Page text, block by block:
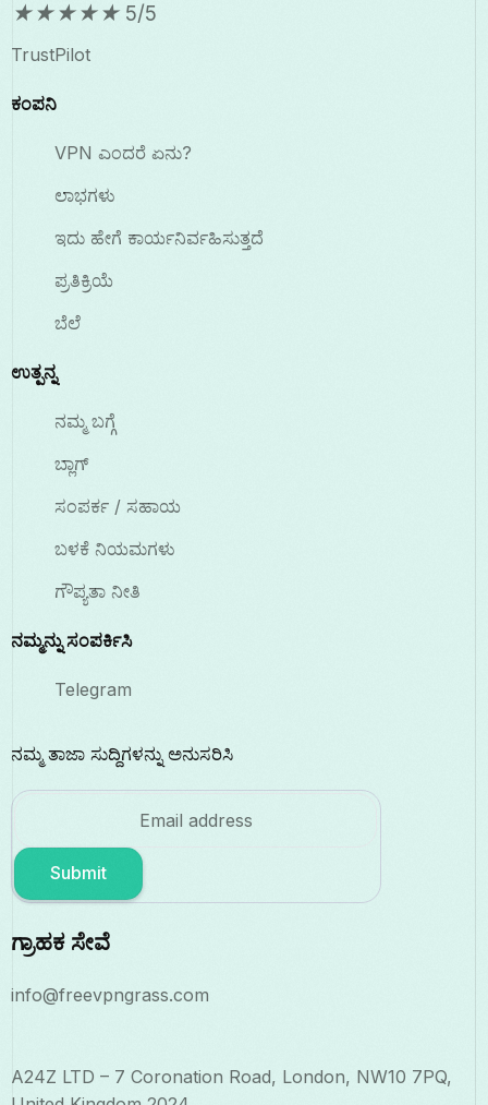
★★★★★ 5/5
TrustPilot
ಕಂಪನಿ
VPN ಎಂದರೆ ಏನು?
ಲಾಭಗಳು
ಇದು ಹೇಗೆ ಕಾರ್ಯನಿರ್ವಹಿಸುತ್ತದೆ
ಪ್ರತಿಕ್ರಿಯೆ
ಬೆಲೆ
ಉತ್ಪನ್ನ
ನಮ್ಮ ಬಗ್ಗೆ
ಬ್ಲಾಗ್
ಸಂಪರ್ಕ / ಸಹಾಯ
ಬಳಕೆ ನಿಯಮಗಳು
ಗೌಪ್ಯತಾ ನೀತಿ
ನಮ್ಮನ್ನು ಸಂಪರ್ಕಿಸಿ
Telegram
ನಮ್ಮ ತಾಜಾ ಸುದ್ದಿಗಳನ್ನು ಅನುಸರಿಸಿ
Submit
ಗ್ರಾಹಕ ಸೇವೆ
info@freevpngrass.com
A24Z LTD – 7 Coronation Road, London, NW10 7PQ,